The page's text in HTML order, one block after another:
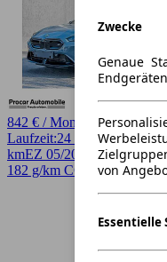
Zwecke
Genaue
Endgeräten
von
842 € / Monat
Laufzeit:24 Monatekm/Jahr:
kmEZ 05/2026 Automatik
182 g/km CO2* · CO2-